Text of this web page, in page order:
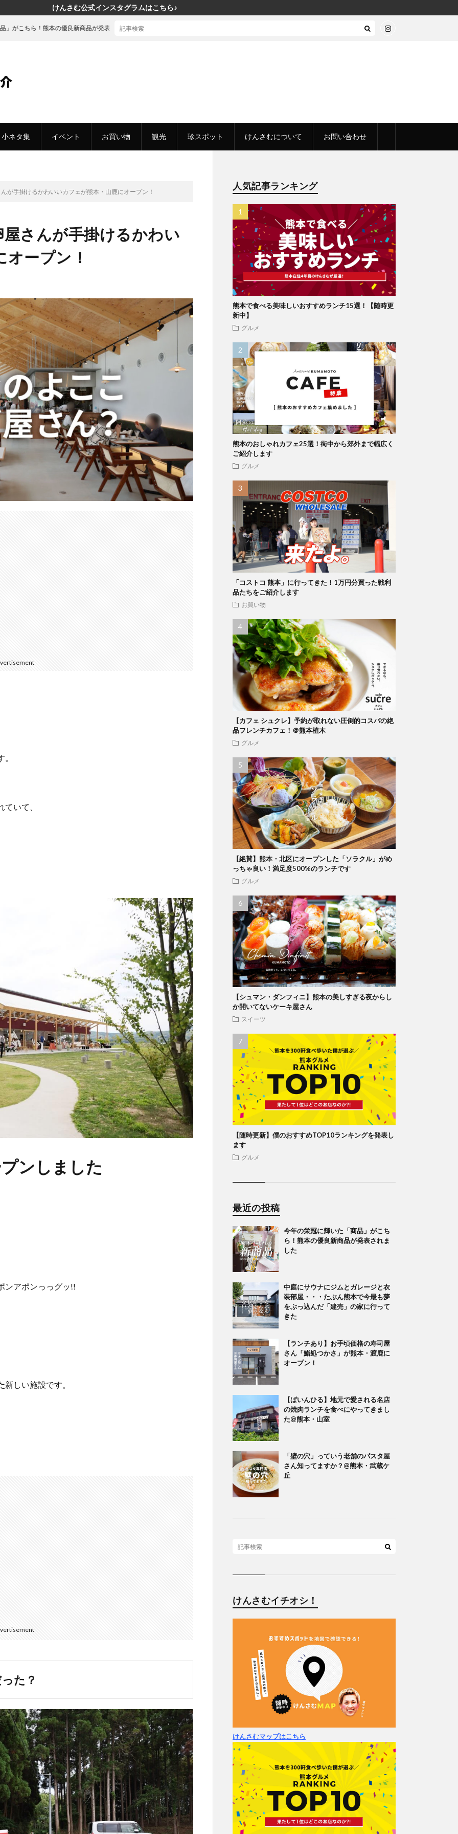
けんさむ公式インスタグラムはこちら♪
小ネタ集 イベント お買い物 観光 珍スポット けんさむについて お問い合わせ
の優良新商品が発表されました
が手掛けるかわいいカフェが熊本・山鹿にオープン！
さんが手掛けるかわい
ープン！
いて、
ンしました
ンアポンっっグッ!!
新しい施設です。
た？
人気記事ランキング
熊本で食べる美味しいおすすめランチ15選！【随時更
新中】
グルメ
熊本のおしゃれカフェ25選！街中から郊外まで幅広く
ご紹介します
グルメ
「コストコ 熊本」に行ってきた！1万円分買った戦利
品たちをご紹介します
お買い物
【カフェ シュクレ】予約が取れない圧倒的コスパの絶
品フレンチカフェ！＠熊本植木
グルメ
【絶賛】熊本・北区にオープンした「ソラクル」がめ
っちゃ良い！満足度500%のランチです
グルメ
【シュマン・ダンフィニ】熊本の美しすぎる夜からし
か開いてないケーキ屋さん
スイーツ
【随時更新】僕のおすすめTOP10ランキングを発表し
ます
グルメ
最近の投稿
今年の栄冠に輝いた「商品」がこち
ら！熊本の優良新商品が発表されま
した
中庭にサウナにジムとガレージと衣
装部屋・・・たぶん熊本で今最も夢
をぶっ込んだ「建売」の家に行って
きた
【ランチあり】お手頃価格の寿司屋
さん「鮨処つかさ」が熊本・渡鹿に
オープン！
【ぱいんひる】地元で愛される名店
の焼肉ランチを食べにやってきまし
た@熊本・山室
「壁の穴」っていう老舗のパスタ屋
さん知ってますか？@熊本・武蔵ケ
丘
けんさむイチオシ！
けんさむマップはこちら